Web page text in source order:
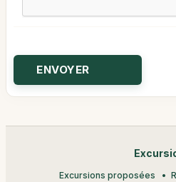
Excursions proposées